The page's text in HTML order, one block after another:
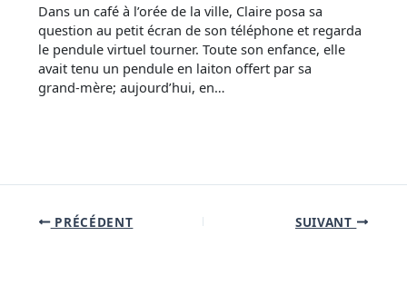
Dans un café à l’orée de la ville, Claire posa sa
question au petit écran de son téléphone et regarda
le pendule virtuel tourner. Toute son enfance, elle
avait tenu un pendule en laiton offert par sa
grand‑mère; aujourd’hui, en…
PRÉCÉDENT SUIVANT